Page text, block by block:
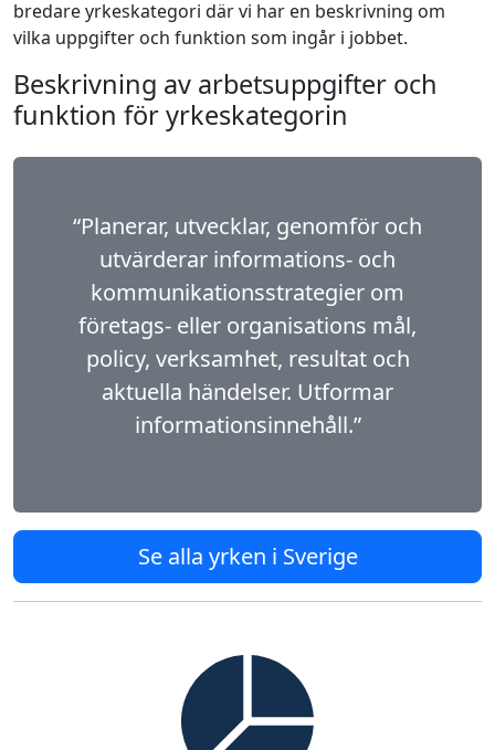
bredare yrkeskategori där vi har en beskrivning om
vilka uppgifter och funktion som ingår i jobbet.
Beskrivning av arbetsuppgifter och
funktion för yrkeskategorin
“Planerar, utvecklar, genomför och
utvärderar informations- och
kommunikationsstrategier om
företags- eller organisations mål,
policy, verk­samhet, resultat och
aktuella händelser. Utformar
informationsinnehåll.”
Se alla yrken i Sverige